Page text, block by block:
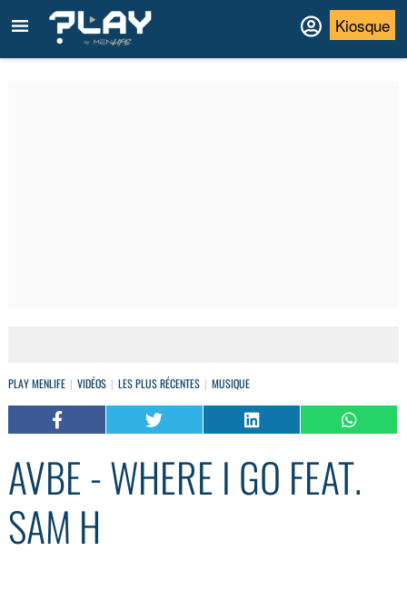
Kiosque
PLAY MENLIFE VIDÉOS LES PLUS RÉCENTES MUSIQUE
AVBE - WHERE I GO FEAT.
SAM H